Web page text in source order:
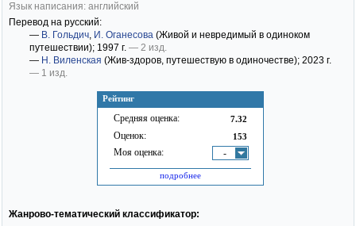
Рейтинг
Средняя оценка: 7.32
Оценок: 153
Моя оценка: -
подробнее
Язык написания: английский
Перевод на русский:
— В. Гольдич, И. Оганесова (Живой и невредимый в одиноком
путешествии); 1997 г. — 2 изд.
— Н. Виленская (Жив-здоров, путешествую в одиночестве); 2023 г.
— 1 изд.
Жанрово-тематический классификатор: